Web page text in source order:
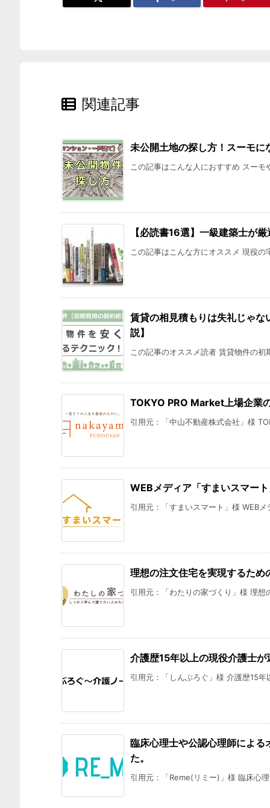
関連記事
未公開土地の探し方！スーモ
この記事はこんな人におすすめ スー
【必読書16選】一級建築士が
この記事はこんな方にオススメ 現役
賃貸の相見積もりは失礼じゃ
説】
この記事のオススメ読者 賃貸物件の
TOKYO PRO Market上場企業
引用元：「中山不動産株式会社」様
WEBメディア「すまいスマー
引用元：「すまいスマート」様 WEB
理想の注文住宅を実現するた
引用元：「わたりの家づくり」様 理
介護歴15年以上の現役介護士
引用元：「しんぶろぐ」様 介護歴15
臨床心理士や公認心理師によ
た。
引用元：「Reme(リミー)」様 臨床心